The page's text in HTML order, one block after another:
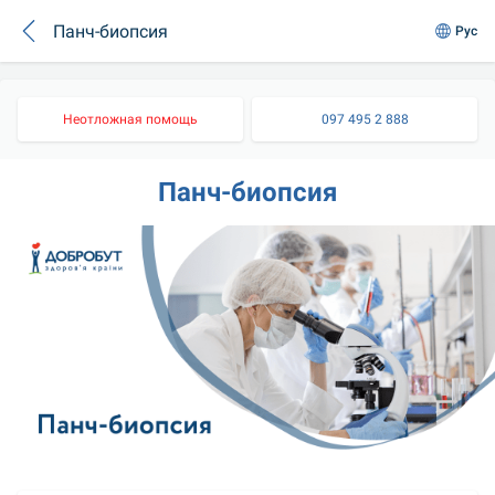
Панч-биопсия Рус
Неотложная помощь 097 495 2 888
Панч-биопсия